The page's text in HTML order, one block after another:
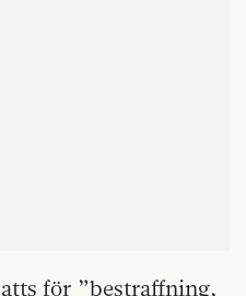
för ”bestraffning,